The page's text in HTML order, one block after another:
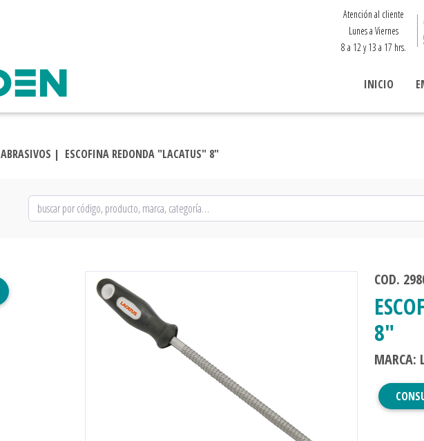
Atención al cliente
Lunes a Viernes
8 a 12 y 13 a 17 hrs.
INICIO
ABRASIVOS | ESCOFINA REDONDA "LACATUS" 8"
COD.
8"
MARCA: